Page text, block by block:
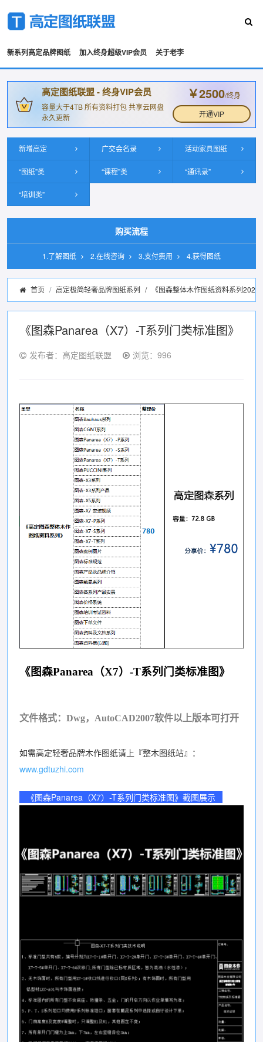
新系列高定品牌图纸 加入终身超级VIP会员 关于老李
高定图纸联盟 - 终身VIP会员
容量大于4TB 所有资料打包 共享云网盘
永久更新
￥2500/终身
开通VIP
新增高定 广交会名录 活动家具图纸
“图纸”类 “课程”类 “通讯录”
“培训类”
购买流程
1.了解图纸 2.在线咨询 3.支付费用 4.获得图纸
首页 高定极简轻奢品牌图纸系列 / 《图森整体木作图纸资料系列2022
《图森Panarea（X7）-T系列门类标准图》
发布者：高定图纸联盟 浏览：996
《图森Panarea（X7）-T系列门类标准图》
文件格式：Dwg，AutoCAD2007软件以上版本可打开
如需高定轻奢品牌木作图纸请上『整木图纸站』：
www.gdtuzhi.com
《图森Panarea（X7）-T系列门类标准图》截图展示